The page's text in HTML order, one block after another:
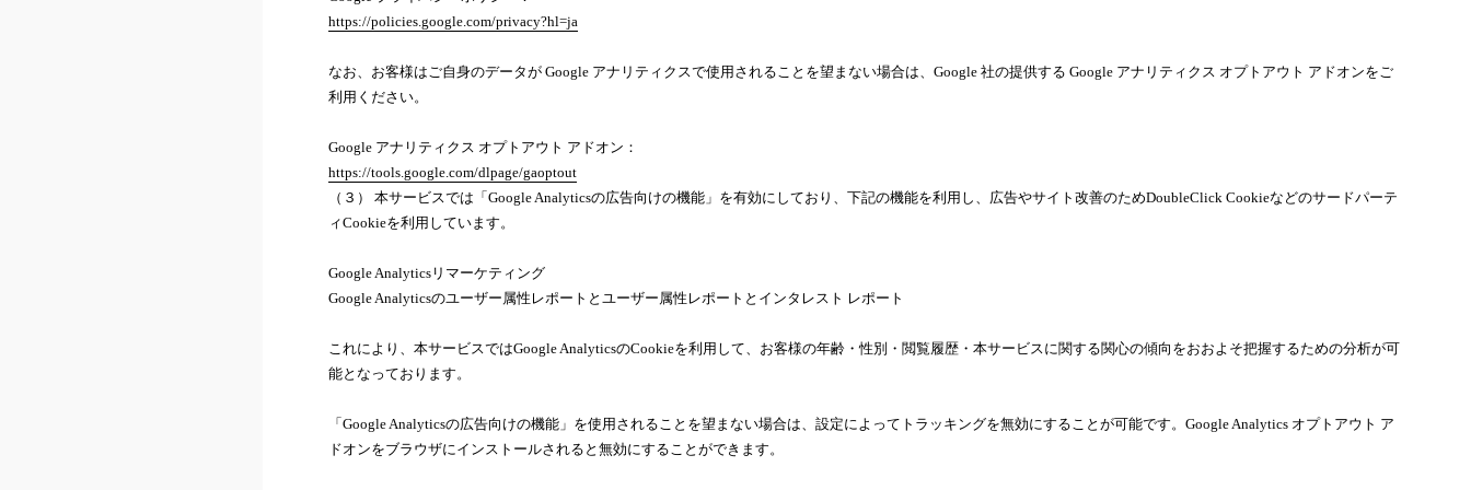
https://policies.google.com/privacy?hl=ja
なお、お客様はご自身のデータが Google アナリティクスで使用されることを望まない場合は、Google 社の提供する Google アナリティクス オプトアウト アドオンをご
利用ください。
Google アナリティクス オプトアウト アドオン：
https://tools.google.com/dlpage/gaoptout
（３） 本サービスでは「Google Analyticsの広告向けの機能」を有効にしており、下記の機能を利用し、広告やサイト改善のためDoubleClick Cookieなどのサードパーテ
ィCookieを利用しています。
Google Analyticsリマーケティング
Google Analyticsのユーザー属性レポートとユーザー属性レポートとインタレスト レポート
これにより、本サービスではGoogle AnalyticsのCookieを利用して、お客様の年齢・性別・閲覧履歴・本サービスに関する関心の傾向をおおよそ把握するための分析が可
能となっております。
「Google Analyticsの広告向けの機能」を使用されることを望まない場合は、設定によってトラッキングを無効にすることが可能です。Google Analytics オプトアウト ア
ドオンをブラウザにインストールされると無効にすることができます。